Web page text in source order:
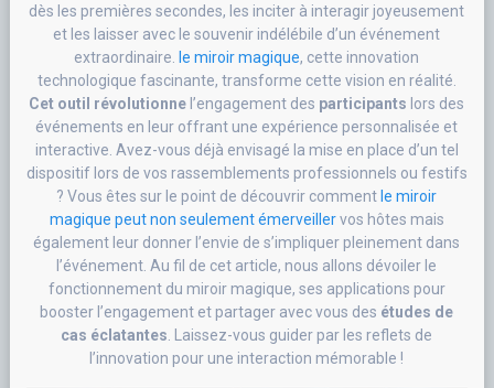
dès les premières secondes, les inciter à interagir joyeusement
et les laisser avec le souvenir indélébile d’un événement
extraordinaire.
le miroir magique, cette innovation
technologique fascinante, transforme cette vision en réalité.
Cet outil révolutionne l’engagement des participants lors des
événements en leur offrant une expérience personnalisée et
interactive. Avez-vous déjà envisagé la mise en place d’un tel
dispositif lors de vos rassemblements professionnels ou festifs
? Vous êtes sur le point de découvrir comment le miroir
magique peut non seulement émerveillervos hôtes mais
également leur donner l’envie de s’impliquer pleinement dans
l’événement. Au fil de cet article, nous allons dévoiler le
fonctionnement du miroir magique, ses applications pour
booster l’engagement et partager avec vous des études de
cas éclatantes . Laissez-vous guider par les reflets de
l’innovation pour une interaction mémorable !